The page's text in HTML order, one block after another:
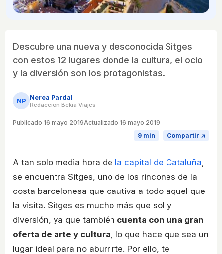
Descubre una nueva y desconocida Sitges
con estos 12 lugares donde la cultura, el ocio
y la diversión son los protagonistas.
NP Nerea Pardal
Redacción Bekia Viajes
Publicado 16 mayo 2019Actualizado 16 mayo 2019
9 min
Compartir ↗
A tan solo media hora de la capital de Cataluña
se encuentra Sitges, uno de los rincones de la
costa barcelonesa que cautiva a todo aquel que
la visita. Sitges es mucho más que sol y
diversión, ya que también cuenta con una gran
oferta de arte y cultura , lo que hace que sea un
lugar ideal para no aburrirte. Por ello, te